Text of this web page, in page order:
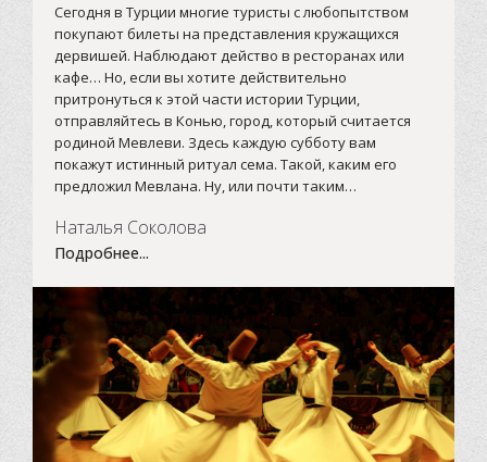
Сегодня в Турции многие туристы с любопытством
покупают билеты на представления кружащихся
дервишей. Наблюдают действо в ресторанах или
кафе… Но, если вы хотите действительно
притронуться к этой части истории Турции,
отправляйтесь в Конью, город, который считается
родиной Мевлеви. Здесь каждую субботу вам
покажут истинный ритуал сема. Такой, каким его
предложил Мевлана. Ну, или почти таким…
Наталья Соколова
Подробнее...